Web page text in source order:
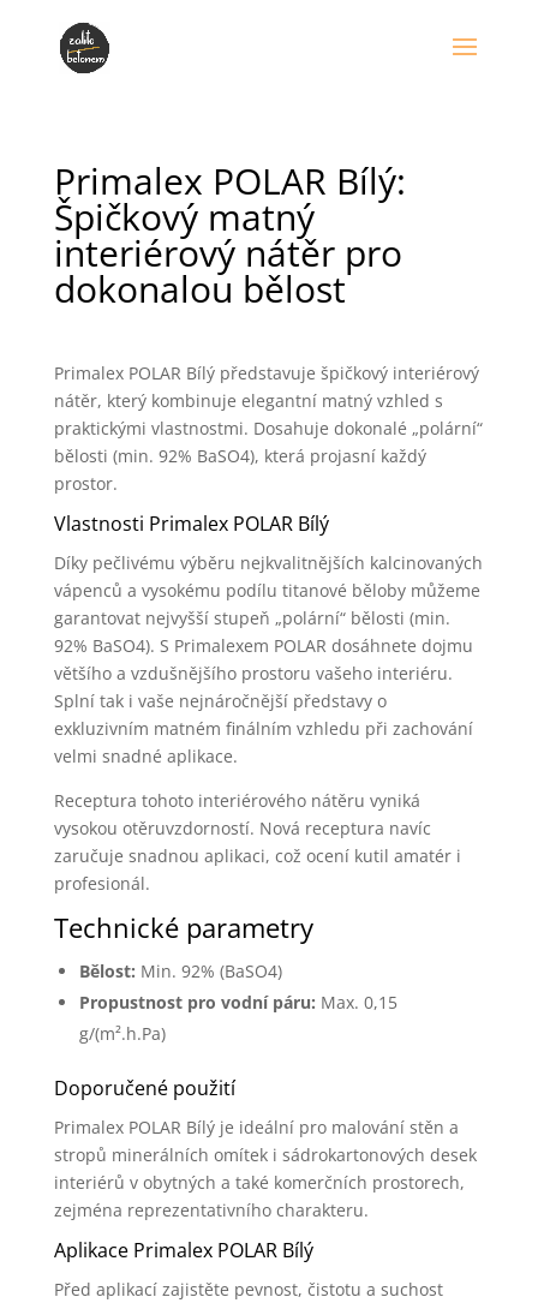
Primalex POLAR Bílý:
Špičkový matný
interiérový nátěr pro
dokonalou bělost
Primalex POLAR Bílý představuje špičkový interiérový
nátěr, který kombinuje elegantní matný vzhled s
praktickými vlastnostmi. Dosahuje dokonalé „polární“
bělosti (min. 92% BaSO4), která projasní každý
prostor.
Vlastnosti Primalex POLAR Bílý
Díky pečlivému výběru nejkvalitnějších kalcinovaných
vápenců a vysokému podílu titanové běloby můžeme
garantovat nejvyšší stupeň „polární“ bělosti (min.
92% BaSO4). S Primalexem POLAR dosáhnete dojmu
většího a vzdušnějšího prostoru vašeho interiéru.
Splní tak i vaše nejnáročnější představy o
exkluzivním matném finálním vzhledu při zachování
velmi snadné aplikace.
Receptura tohoto interiérového nátěru vyniká
vysokou otěruvzdorností. Nová receptura navíc
zaručuje snadnou aplikaci, což ocení kutil amatér i
profesionál.
Technické parametry
Bělost: Min. 92% (BaSO4)
Propustnost pro vodní páru: Max. 0,15
g/(m².h.Pa)
Doporučené použití
Primalex POLAR Bílý je ideální pro malování stěn a
stropů minerálních omítek i sádrokartonových desek
interiérů v obytných a také komerčních prostorech,
zejména reprezentativního charakteru.
Aplikace Primalex POLAR Bílý
Před aplikací zajistěte pevnost, čistotu a suchost